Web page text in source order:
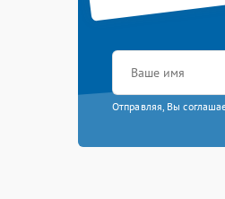
Отправляя, Вы